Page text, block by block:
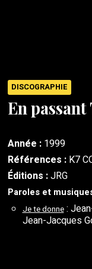
DISCOGRAPHIE
En
Année :1999
Références :K7
Éditions :JRG
Paroles et
Je te donne:
Jean-Jacques